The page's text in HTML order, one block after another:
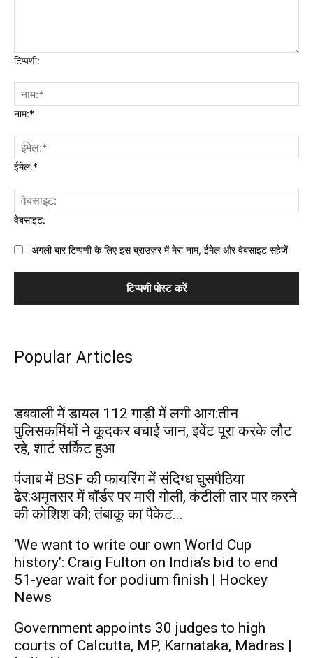
टिप्पणी:
नाम:*
ईमेल:*
वेबसाइट:
अगली बार टिप्पणी के लिए इस ब्राउज़र में मेरा नाम, ईमेल और वेबसाइट सहेजें
Popular Articles
डबवाली में डायल 112 गाड़ी में लगी आग:तीन
पुलिसकर्मियों ने कूदकर बचाई जान, इवेंट पूरा करके लौट
रहे, शार्ट सर्किट हुआ
पंजाब में BSF की फायरिंग में संदिग्ध घुसपैठिया
ढेर:अमृतसर में बॉर्डर पर मारी गोली, कंटीली तार पार करने
की कोशिश की; तंबाकू का पैकेट...
‘We want to write our own World Cup
history’: Craig Fulton on India’s bid to end
51-year wait for podium finish | Hockey
News
Government appoints 30 judges to high
courts of Calcutta, MP, Karnataka, Madras |